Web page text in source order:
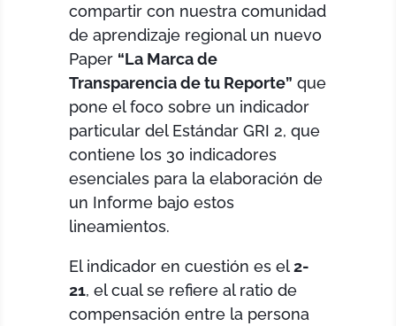
compartir con nuestra comunidad
de aprendizaje regional un nuevo
Paper “La Marca de
Transparencia de tu Reporte” que
pone el foco sobre un indicador
particular del Estándar GRI 2, que
contiene los 30 indicadores
esenciales para la elaboración de
un Informe bajo estos
lineamientos.
El indicador en cuestión es el2-
21, el cual se refiere al ratio de
compensación entre la persona